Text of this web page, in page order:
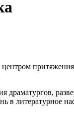
драматургов,
в литературное